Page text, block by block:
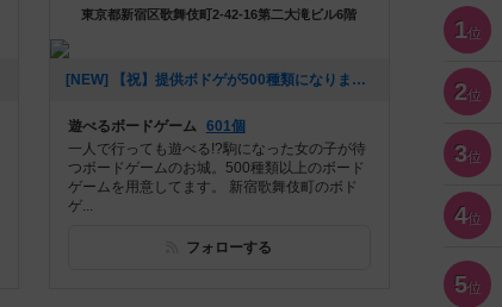
東京都新宿区歌舞伎町2-42-16第二大滝ビル6階
[NEW] 【祝】提供ボドゲが500種類になりました！（2025年05月05日 18時08分）
遊べるボードゲーム 601個
一人で行っても遊べる!?駒になった女の子が待
つボードゲームのお城。500種類以上のボード
ゲームを用意してます。 新宿歌舞伎町のボド
ゲ...
フォローする
1位
2位
3位
4位
5位